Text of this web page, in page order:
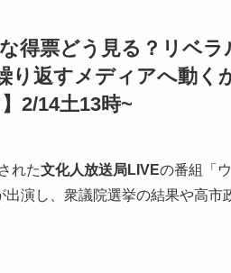
得票どう見る？リベ
り返すメディアへ動く
2/14土13時~
れた文化人放送局LIVEの番組「
演し、衆議院選挙の結果や高市